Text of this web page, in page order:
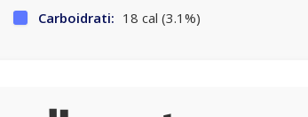
Carboidrati: 18 cal (3.1%)